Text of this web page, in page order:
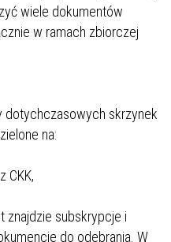
wiele dokumentów
w ramach zbiorczej
dotychczasowych skrzynek
na:
CKK,
znajdzie subskrypcje i
do odebrania. W